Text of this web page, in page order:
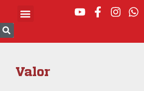
Valor